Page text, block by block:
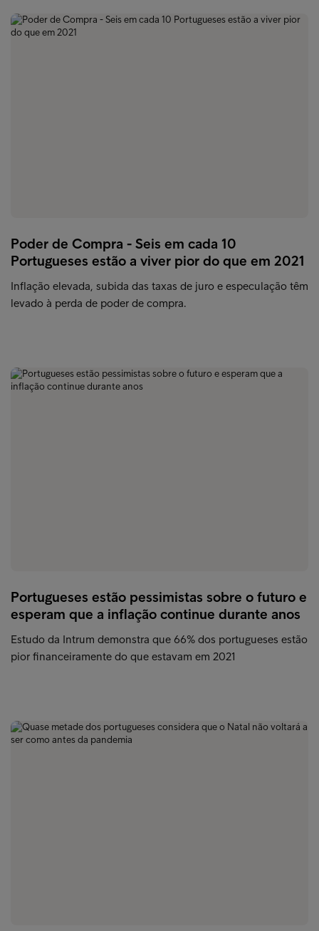
Poder de Compra - Seis em cada 10
Portugueses estão a viver pior do que em 2021
Inflação elevada, subida das taxas de juro e especulação têm
levado à perda de poder de compra.
Portugueses estão pessimistas sobre o futuro e
esperam que a inflação continue durante anos
Estudo da Intrum demonstra que 66% dos portugueses estão
pior financeiramente do que estavam em 2021